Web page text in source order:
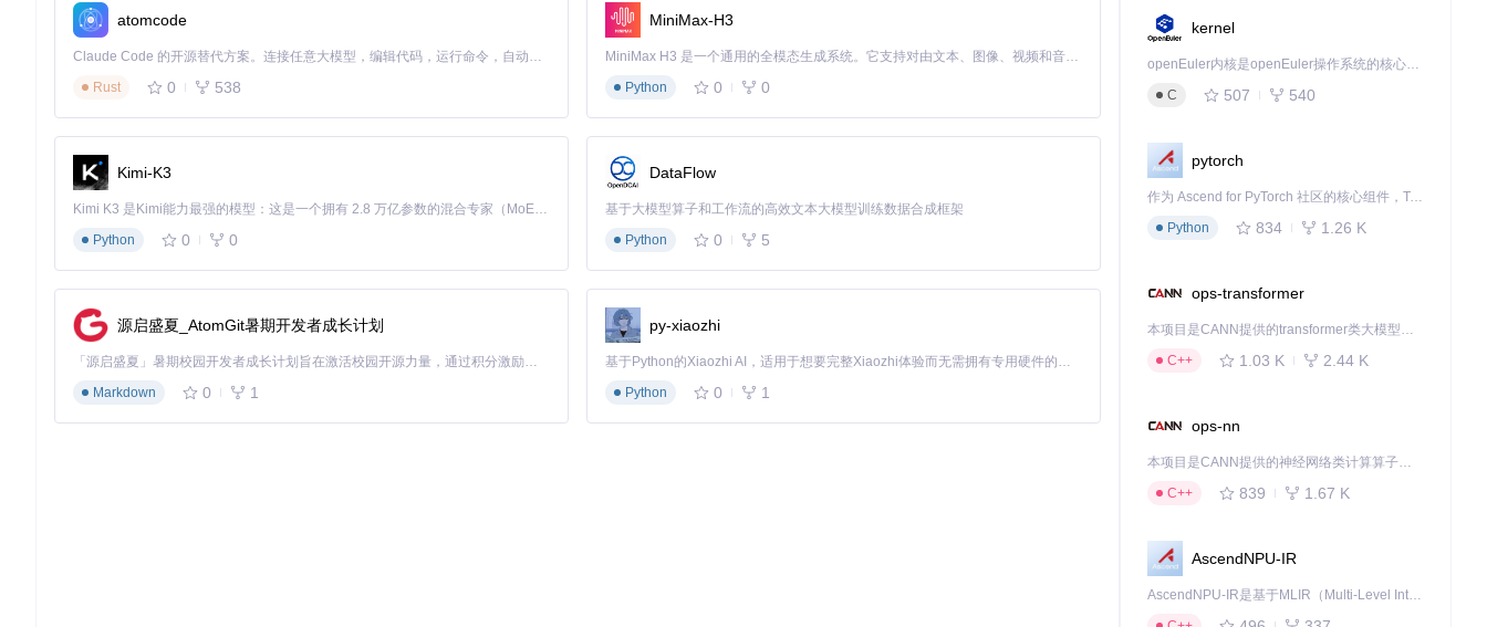
份，再从备份文件中提取所需数据文件夹。
执行阶段：配置并启动导出
在工具界面中依次完成：
点击"选择"按钮定位到QQ数据文件夹
填写目标联系人QQ号或群号码
选择聊天类型（私聊/群聊）和表情版本
点击"确认"按钮启动导出流程
chat.txt
emoticons文件夹保存所有表情图片
attachments
atomcode
Claude Code 的开源替代方案。连接任意大模型，编辑代码，运行命令，自动验证 — 全自动执行。用 Rust 构建，极致性能。 ｜ An open-source alternative to Claude Code. Connect any LLM, edit code, run commands, and verify changes — autonomously. Built in Rust for speed. Get Started
Rust
0 538
MiniMax-H3
MiniMax H3 是一个通用的全模态生成系统。它支持对由文本、图像、视频和音频组成的多模态上下文进行统一理解，并能生成分辨率高达 2K、时长可达 15 秒的带原生立体声音频的视频。得益于面向任务泛化的系统设计，H3 在预训练阶段就已具备广泛的多模态上下文理解与生成能力，能够出色地执行复杂的多模态指令。
Python
0 0
Kimi-K3
Kimi K3 是Kimi能力最强的模型：这是一个拥有 2.8 万亿参数的混合专家（MoE）模型，具备原生视觉理解能力，并支持 100 万 token 的上下文窗口。
Python
0 0
DataFlow
基于大模型算子和工作流的高效文本大模型训练数据合成框架
Python
0 5
源启盛夏_AtomGit暑期开发者成长计划
「源启盛夏」暑期校园开发者成长计划旨在激活校园开源力量，通过积分激励、认证扶持、资源倾斜等形式，引导高校组织和开发者完成「入驻 — 建项目 — 做贡献 — 获认证 — 得资源」的完整闭环。无论你是想带领社团入驻平台的组织者，还是希望用代码贡献证明自己的开发者，都能在这里找到属于你的成长路径。
Markdown
0 1
py-xiaozhi
基于Python的Xiaozhi AI，适用于想要完整Xiaozhi体验而无需拥有专用硬件的用户。
Python
0 1
kernel
openEuler内核是openEuler操作系统的核心，既是系统性能与稳定性的基石，也是连接处理器、设备与服务的桥梁。
C
507 540
pytorch
作为 Ascend for PyTorch 社区的核心组件，TorchNPU 是昇腾专为 PyTorch 打造的深度学习适配插件，使 PyTorch 框架能够直接调用昇腾 NPU，为开发者提供昇腾 AI 处理器的超强算力。
Python
834 1.26 K
ops-transformer
本项目是CANN提供的transformer类大模型算子库，实现网络在NPU上加速计算。
C++
1.03 K 2.44 K
ops-nn
本项目是CANN提供的神经网络类计算算子库，实现网络在NPU上加速计算。
C++
839 1.67 K
AscendNPU-IR
AscendNPU-IR是基于MLIR（Multi-Level Intermediate Representation）构建的，面向昇腾亲和算子编译时使用的中间表示，提供昇腾完备表达能力，通过编译优化提升昇腾AI处理器计算效率，支持通过生态框架使能昇腾AI处理器与深度调优